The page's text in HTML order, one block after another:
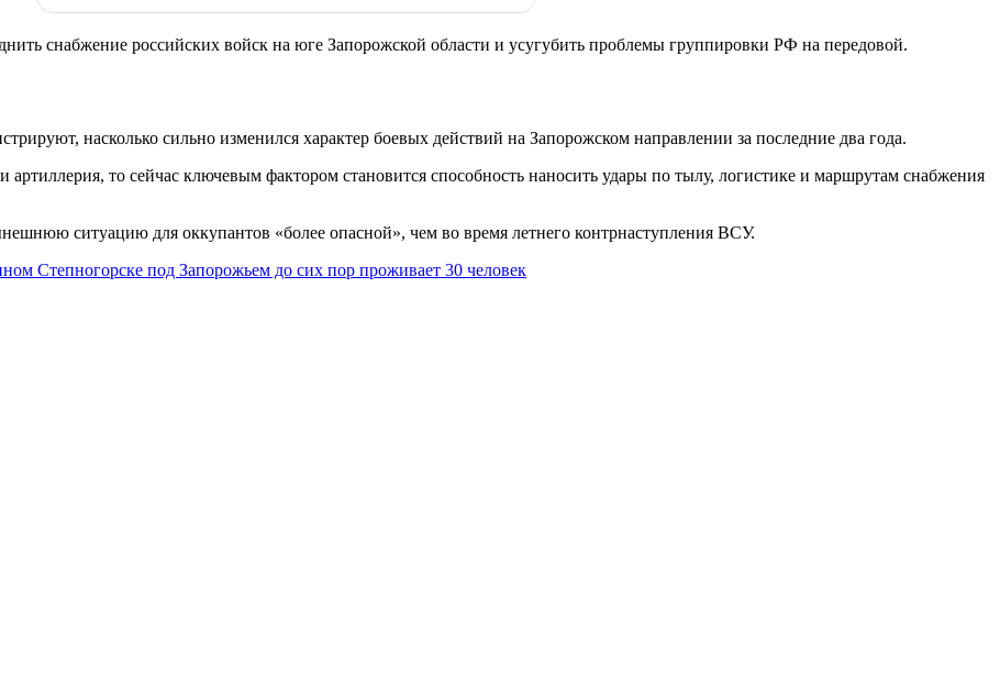
снабжение российских войск на юге Запорожской области и усугубить проблемы группировки РФ на передовой.
насколько сильно изменился характер боевых действий на Запорожском направлении за последние два года.
то сейчас ключевым фактором становится способность наносить удары по тылу, логистике и маршрутам снабжения
ситуацию для оккупантов «более опасной», чем во время летнего контрнаступления ВСУ.
Степногорске под Запорожьем до сих пор проживает 30 человек